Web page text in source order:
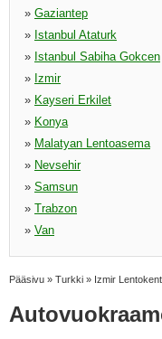
» Gaziantep
» Istanbul Ataturk
» Istanbul Sabiha Gokcen
» Izmir
» Kayseri Erkilet
» Konya
» Malatyan Lentoasema
» Nevsehir
» Samsun
» Trabzon
» Van
Pääsivu » Turkki » Izmir